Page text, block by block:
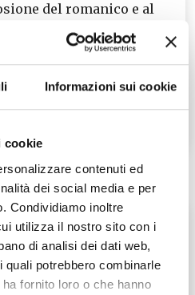
Informazioni sui cookie
cookie
contenuti ed
dei social media e per
Condividiamo inoltre
utilizza il nostro sito con i
di analisi dei dati web,
potrebbero combinarle
fornito loro o che hanno
del romanico e al
capolavori
Leggi tutto →